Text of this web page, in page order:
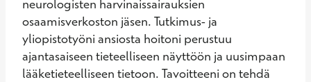
neurologisten harvinaissairauksien
osaamisverkoston jäsen. Tutkimus- ja
yliopistotyöni ansiosta hoitoni perustuu
ajantasaiseen tieteelliseen näyttöön ja uusimpaan
lääketieteelliseen tietoon. Tavoitteeni on tehdä